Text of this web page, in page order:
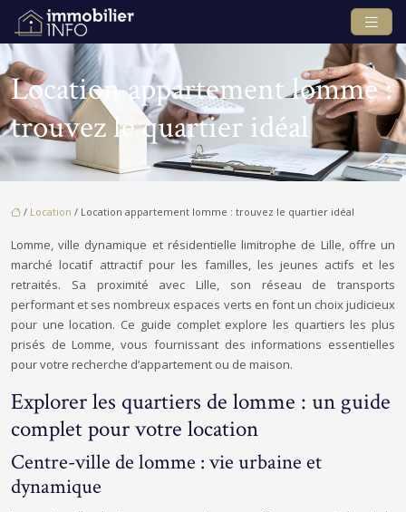
Location appartement lomme :
trouvez le quartier idéal
/ Location / Location appartement lomme : trouvez le quartier idéal
Lomme, ville dynamique et résidentielle limitrophe de Lille, offre un
marché locatif attractif pour les familles, les jeunes actifs et les
retraités. Sa proximité avec Lille, son réseau de transports
performant et ses nombreux espaces verts en font un choix judicieux
pour une location. Ce guide complet explore les quartiers les plus
prisés de Lomme, vous fournissant des informations essentielles
pour votre recherche d’appartement ou de maison.
Explorer les quartiers de lomme : un guide
complet pour votre location
Centre-ville de lomme : vie urbaine et
dynamique